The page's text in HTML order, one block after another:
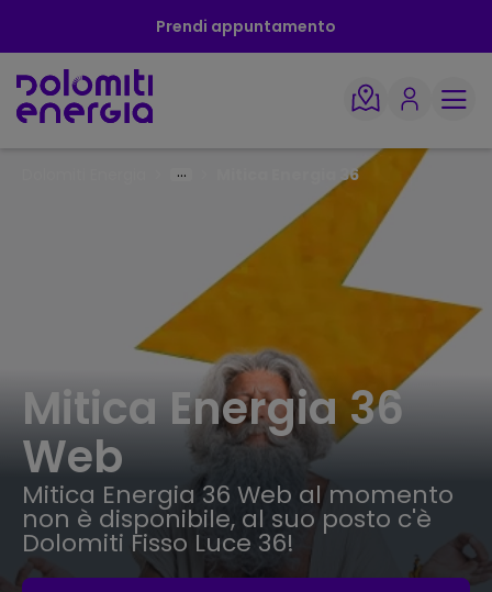
Prendi appuntamento
Mitica Energia 36
Mitica Energia 36
Web
Mitica Energia 36 Web al momento
non è disponibile, al suo posto c'è
Dolomiti Fisso Luce 36!